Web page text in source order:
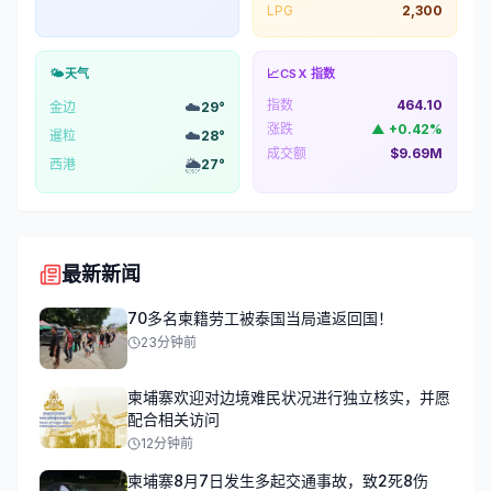
LPG
2,300
🌤️天气
金边 ☁️29°
暹粒
☁️28°
西港
🌦️27°
📈CSX 指数
指数
464.10
涨跌
▲ +0.42%
成交额
$9.69M
最新新闻
70多名柬籍劳工被泰国当局遣返回国！
23分钟前
柬埔寨欢迎对边境难民状况进行独立核实，并愿
配合相关访问
12分钟前
柬埔寨8月7日发生多起交通事故，致2死8伤